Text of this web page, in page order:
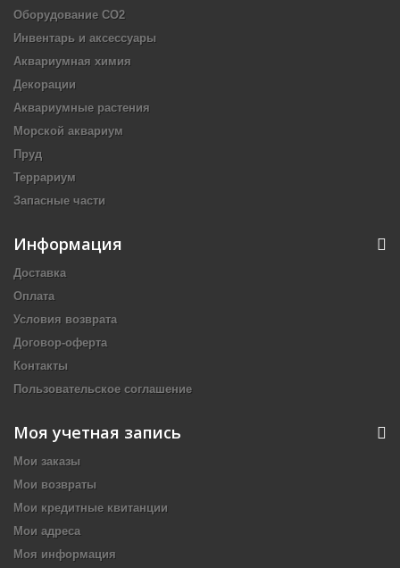
Оборудование CO2
Инвентарь и аксессуары
Аквариумная химия
Декорации
Аквариумные растения
Морской аквариум
Пруд
Террариум
Запасные части
Информация
Доставка
Оплата
Условия возврата
Договор-оферта
Контакты
Пользовательское соглашение
Моя учетная запись
Мои заказы
Мои возвраты
Мои кредитные квитанции
Мои адреса
Моя информация